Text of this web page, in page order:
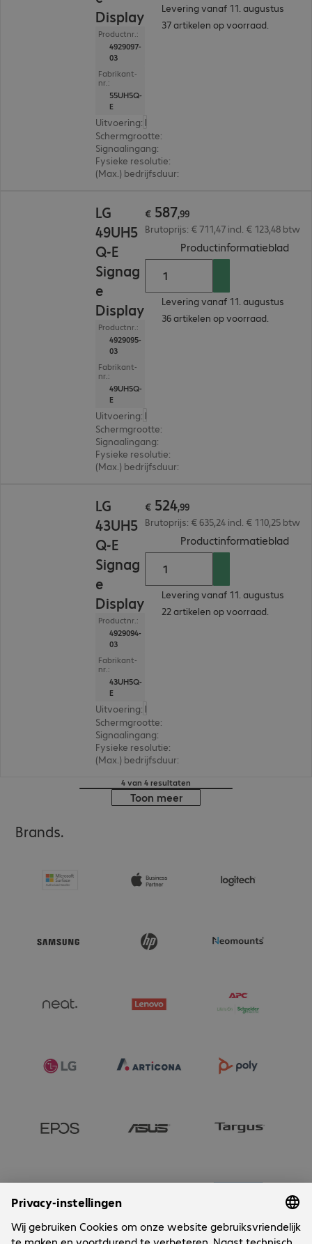
Display
Productnr.:
4929097-
03
Fabrikant-
nr.:
55UH5Q-
E
Uitvoering: Nederland
Schermgrootte:
Signaalingang:
Fysieke resolutie:
(Max.) bedrijfsduur:
Levering vanaf 11. augustus
37 artikelen op voorraad.
LG
49UH5
Q-E
Signag
e
Display
Productnr.:
4929095-
03
Fabrikant-
nr.:
49UH5Q-
E
Uitvoering: Nederland
Schermgrootte:
Signaalingang:
Fysieke resolutie:
(Max.) bedrijfsduur:
€ 587,99
Brutoprijs: € 711,47 incl. € 123,48 btw
Productinformatieblad
Levering vanaf 11. augustus
36 artikelen op voorraad.
LG
43UH5
Q-E
Signag
e
Display
Productnr.:
4929094-
03
Fabrikant-
nr.:
43UH5Q-
E
Uitvoering: Nederland
Schermgrootte:
Signaalingang:
Fysieke resolutie:
(Max.) bedrijfsduur:
€ 524,99
Brutoprijs: € 635,24 incl. € 110,25 btw
Productinformatieblad
Levering vanaf 11. augustus
22 artikelen op voorraad.
4 van 4 resultaten
Toon meer
Brands.